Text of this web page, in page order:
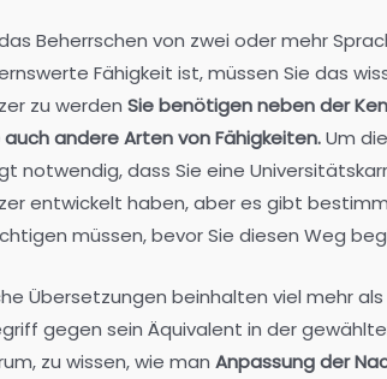
Beherrschen von zwei oder mehr
Fähigkeit ist, müssen Sie das
zu werden Sie benötigen neben der
andere Arten von Fähigkeiten.Um
notwendig, dass Sie eine
entwickelt haben, aber es gibt
müssen, bevor Sie diesen Weg
Übersetzungen beinhalten viel mehr als
gegen sein Äquivalent in der
zu wissen, wie man Anpassung der